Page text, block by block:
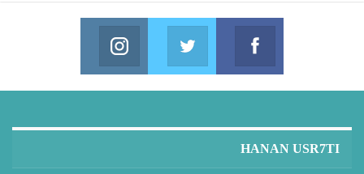
Facebook
Join us on Facebook
Twitter
Join us on Twitter
HANAN USR7TI